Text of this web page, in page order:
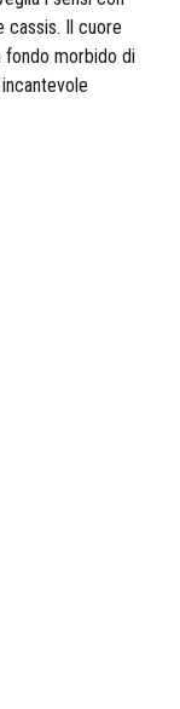
cassis. Il cuore
fondo morbido di